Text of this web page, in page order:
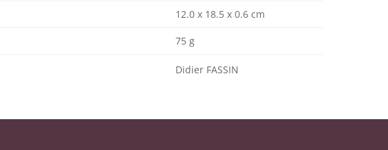
12.0 x 18.5 x 0.6 cm
75 g
Didier FASSIN